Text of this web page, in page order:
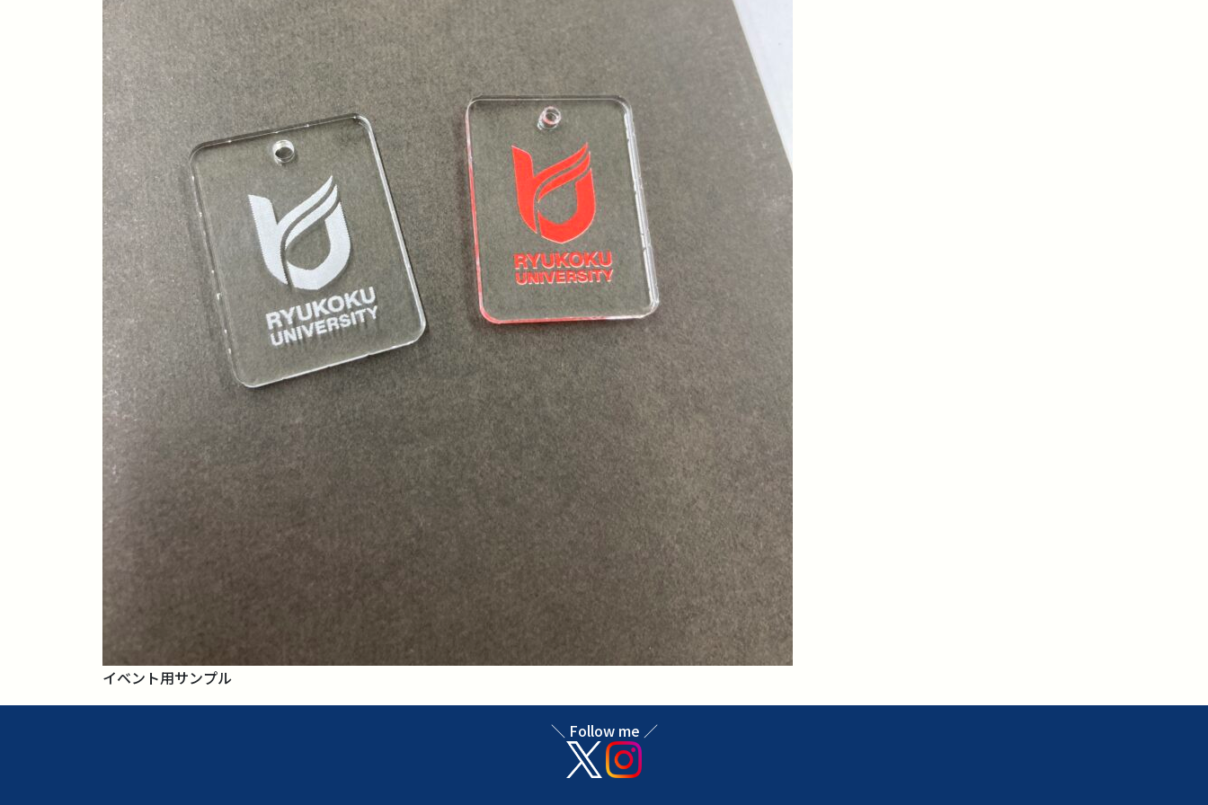
イベント用サンプル
＼ Follow me ／